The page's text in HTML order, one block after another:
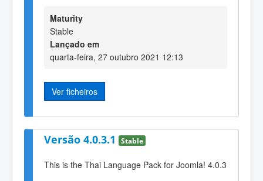
Maturity
Stable
Lançado em
quarta-feira, 27 outubro 2021 12:13
Ver ficheiros
Versão 4.0.3.1 Stable
This is the Thai Language Pack for Joomla! 4.0.3